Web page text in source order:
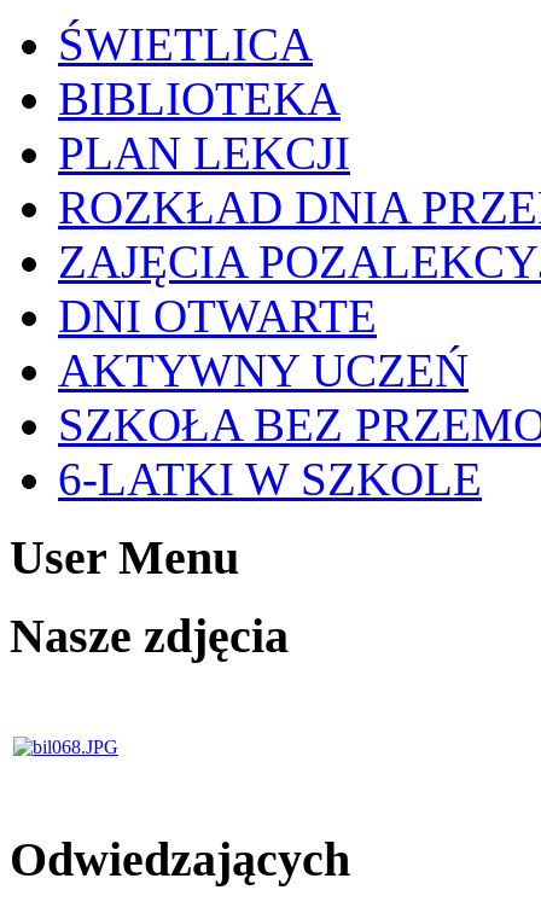
ŚWIETLICA
BIBLIOTEKA
PLAN LEKCJI
ROZKŁAD DNIA
ZAJĘCIA
DNI OTWARTE
AKTYWNY UCZEŃ
SZKOŁA BEZ
6-LATKI W SZKOLE
User Menu
Nasze zdjęcia
Odwiedzających